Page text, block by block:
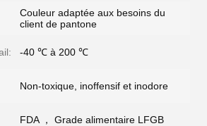
Couleur adaptée aux besoins du
client de pantone
-40 ℃ à 200 ℃
Non-toxique, inoffensif et inodore
FDA ， Grade alimentaire LFGB